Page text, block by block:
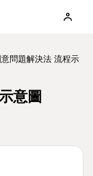
意問題解決法 流程示
意圖